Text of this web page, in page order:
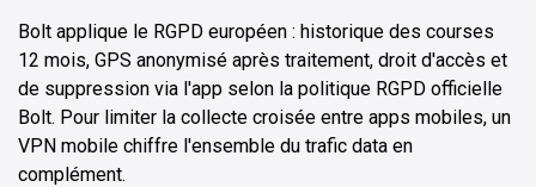
Bolt applique le RGPD européen : historique des courses
12 mois, GPS anonymisé après traitement, droit d'accès et
de suppression via l'app selon la politique RGPD officielle
Bolt. Pour limiter la collecte croisée entre apps mobiles, un
VPN mobile chiffre l'ensemble du trafic data en
complément.